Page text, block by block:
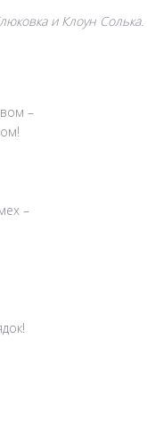
и Клоун Солька.
–
–